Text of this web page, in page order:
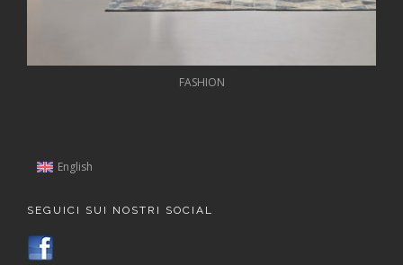
FASHION
English
SEGUICI SUI NOSTRI SOCIAL